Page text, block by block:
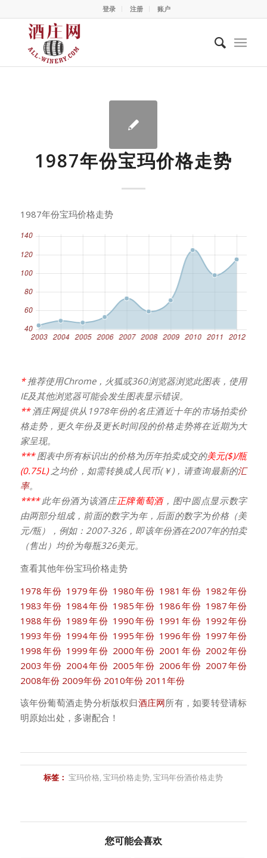
登录 注册 账户
1987年份宝玛价格走势
1987年份宝玛价格走势
*推荐使用Chrome，火狐或360浏览器浏览此图表，使用
IE及其他浏览器可能会发生图表显示错误。
** 酒庄网提供从1978年份的名庄酒近十年的市场拍卖价
格走势，更久年份及更长时间段的价格走势将在近期为大
家呈现。
***图表中所有标识出的价格为历年拍卖成交的美元($)/瓶
(0.75L)之均价，如需转换成人民币(￥)，请查询最新的汇
率。
****此年份酒为该酒庄正牌葡萄酒，图中圆点显示数字
由两部分组成，前面的数字为年，后面的数字为价格（美
元/瓶），例如：2007-326，即该年份酒在2007年的拍卖
（售出）均价为每瓶326美元。
查看其他年份宝玛价格走势
1978年份 1979年份 1980年份 1981年份 1982年份
1983年份 1984年份 1985年份 1986年份 1987年份
1988年份 1989年份 1990年份 1991年份 1992年份
1993年份 1994年份 1995年份 1996年份 1997年份
1998年份 1999年份 2000年份 2001年份 2002年份
2003年份 2004年份 2005年份 2006年份 2007年份
2008年份 2009年份 2010年份 2011年份
该年份葡萄酒走势分析版权归酒庄网所有，如要转登请标
明原始出处，多谢配合！
标签： 宝玛价格,宝玛价格走势,宝玛年份酒价格走势
您可能会喜欢